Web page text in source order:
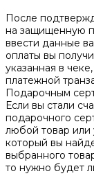
После
на защищенную
ввести данные
оплаты вы
указанная в
платежной
Подарочным
Если вы стали
подарочного
любой товар или
который вы
выбранного
то нужно будет